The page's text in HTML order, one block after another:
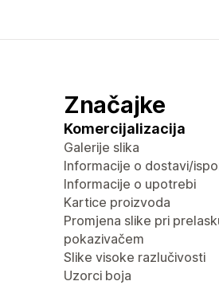
Značajke
Komercijalizacija
Galerije slika
Informacije o dostavi/
Informacije o upotrebi
Kartice proizvoda
Promjena slike pri
pokazivačem
Slike visoke razlučivosti
Uzorci boja